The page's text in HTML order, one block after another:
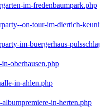
im-fredenbaumpark.php
on-tour-im-diertich-
im-buergerhaus-
oberhausen.php
in-ahlen.php
in-herten.php